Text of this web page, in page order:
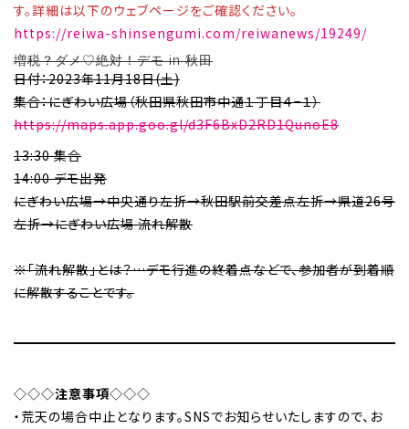
す。詳細は以下のウェブページをご確認ください。
https://reiwa-shinsengumi.com/reiwanews/19249/
増税？ダメ♡絶対！デモ in 秋田
日付：2023年11月18日(土)
集合：にぎわい広場（秋田県秋田市中通１丁目４−１）
https://maps.app.goo.gl/d3F6BxD2RD1QunoE8
13:30 集合
14:00 デモ出発
にぎわい広場→中央通り左折→秋田駅前交差点左折→県道26号
左折→にぎわい広場 流れ解散
※「流れ解散」とは？…デモ行進の終着点などで、参加者が到着順
に解散することです。
◇◇◇注意事項◇◇◇
・荒天の場合中止となります。SNSでお知らせいたしますので、お